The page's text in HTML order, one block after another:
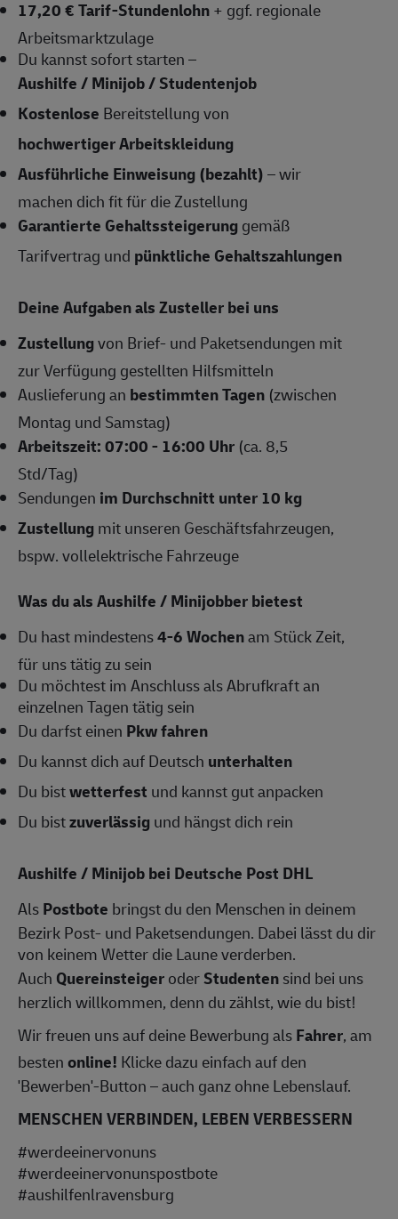
17,20 € Tarif-Stundenlohn+ ggf. regionale
Arbeitsmarktzulage
Du kannst sofort starten –
Aushilfe / Minijob / Studentenjob
Kostenlose Bereitstellung von
hochwertiger Arbeitskleidung
Ausführliche Einweisung (bezahlt)– wir
machen dich fit für die Zustellung
Garantierte Gehaltssteigerunggemäß
Tarifvertrag und pünktliche Gehaltszahlungen
Deine Aufgaben als Zusteller bei uns
Zustellungvon Brief- und Paketsendungen mit
zur Verfügung gestellten Hilfsmitteln
Auslieferung an bestimmten Tagen (zwischen
Montag und Samstag)
Arbeitszeit: 07:00 - 16:00 Uhr (ca. 8,5
Std/Tag)
Sendungen im Durchschnitt unter 10 kg
Zustellungmit unseren Geschäftsfahrzeugen,
bspw. vollelektrische Fahrzeuge
Was du als Aushilfe / Minijobber bietest
Du hast mindestens4-6Wochenam Stück Zeit,
für uns tätig zu sein
Du möchtest im Anschluss als Abrufkraft an
einzelnen Tagen tätig sein
Du darfst einen Pkw fahren
Du kannst dich auf Deutsch unterhalten
Du bistwetterfest und kannst gut anpacken
Du bistzuverlässigund hängst dich rein
Aushilfe / Minijob bei Deutsche Post DHL
AlsPostbote bringst du den Menschen in deinem
Bezirk Post- und Paketsendungen. Dabei lässt du dir
von keinem Wetter die Laune verderben.
Auch QuereinsteigeroderStudentensind bei uns
herzlich willkommen, denn du zählst, wie du bist!
Wir freuen uns auf deine Bewerbung alsFahrer, am
bestenonline! Klicke dazu einfach auf den
'Bewerben'-Button – auch ganz ohne Lebenslauf.
MENSCHEN VERBINDEN, LEBEN VERBESSERN
#werdeeinervonuns
#werdeeinervonunspostbote
#aushilfenlravensburg